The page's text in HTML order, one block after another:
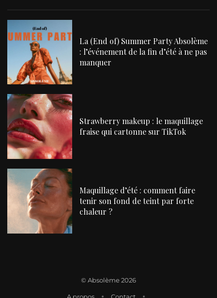
La (End of) Summer Party Absolème
: l’événement de la fin d’été à ne pas
manquer
Strawberry makeup : le maquillage
fraise qui cartonne sur TikTok
Maquillage d’été : comment faire
tenir son fond de teint par forte
chaleur ?
© Absolème 2026
A propos Contact